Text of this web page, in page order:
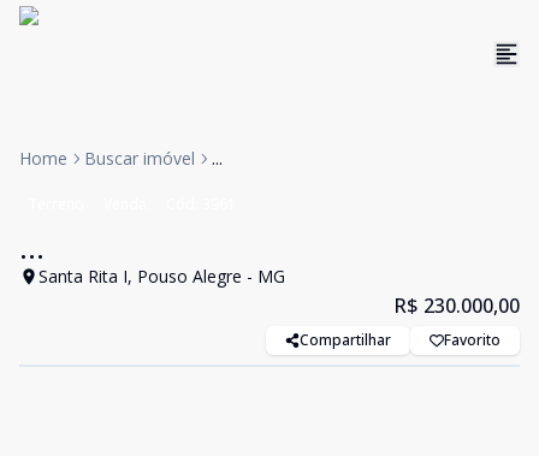
Home Buscar imóvel ...
...
Santa Rita I, Pouso Alegre - MG
R$ 230.000,00
Compartilhar Favorito